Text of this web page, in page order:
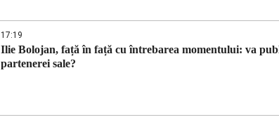
17:19
Ilie Bolojan, față în față cu întrebarea momentului: va
partenerei sale?